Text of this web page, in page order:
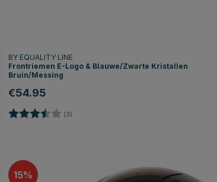
BY EQUALITY LINE
Frontriemen E-Logo & Blauwe/Zwarte Kristallen
Bruin/Messing
€54.95
Beoordeling: (3)
15